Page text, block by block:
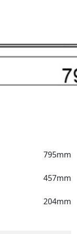
795mm
457mm
204mm